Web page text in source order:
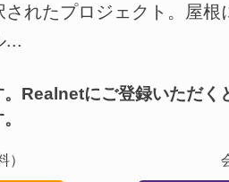
れたプロジェクト。屋根
...
Realnetにご登録いただく
）